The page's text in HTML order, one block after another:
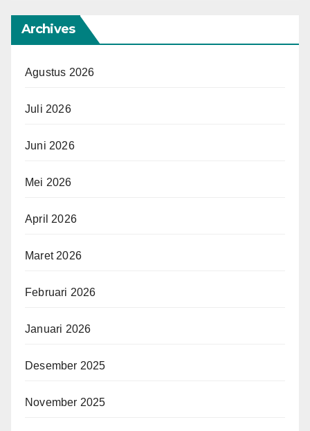
Archives
Agustus 2026
Juli 2026
Juni 2026
Mei 2026
April 2026
Maret 2026
Februari 2026
Januari 2026
Desember 2025
November 2025